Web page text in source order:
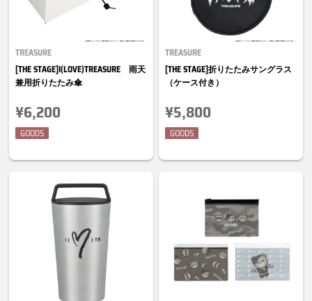
TREASURE
[THE STAGE]I(LOVE)TREASURE 雨天
兼用折りたたみ傘
¥6,200
GOODS
TREASURE
[THE STAGE]折りたたみサングラス
（ケース付き）
¥5,800
GOODS